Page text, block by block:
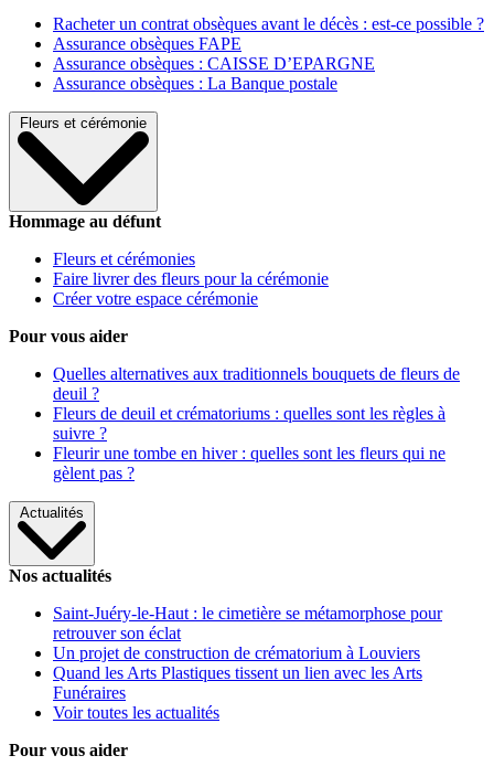
Racheter un contrat obsèques avant le décès : est-ce possible ?
Assurance obsèques FAPE
Assurance obsèques : CAISSE D’EPARGNE
Assurance obsèques : La Banque postale
Fleurs et cérémonie
Hommage au défunt
Fleurs et cérémonies
Faire livrer des fleurs pour la cérémonie
Créer votre espace cérémonie
Pour vous aider
Quelles alternatives aux traditionnels bouquets de fleurs de
deuil ?
Fleurs de deuil et crématoriums : quelles sont les règles à
suivre ?
Fleurir une tombe en hiver : quelles sont les fleurs qui ne
gèlent pas ?
Actualités
Nos actualités
Saint-Juéry-le-Haut : le cimetière se métamorphose pour
retrouver son éclat
Un projet de construction de crématorium à Louviers
Quand les Arts Plastiques tissent un lien avec les Arts
Funéraires
Voir toutes les actualités
Pour vous aider